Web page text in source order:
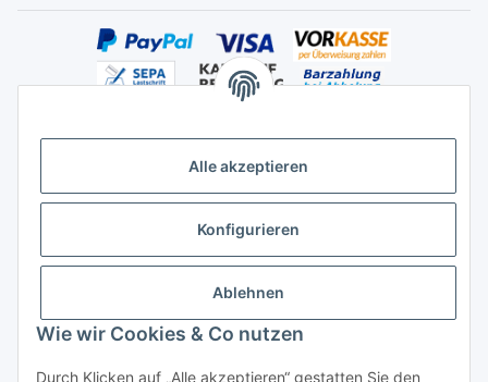
Alle akzeptieren
Konfigurieren
Ablehnen
Wie wir Cookies & Co nutzen
Durch Klicken auf „Alle akzeptieren“ gestatten Sie den